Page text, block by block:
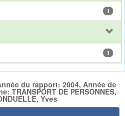
1
1
du rapport: 2004, Année de
TRANSPORT DE PERSONNES,
Yves